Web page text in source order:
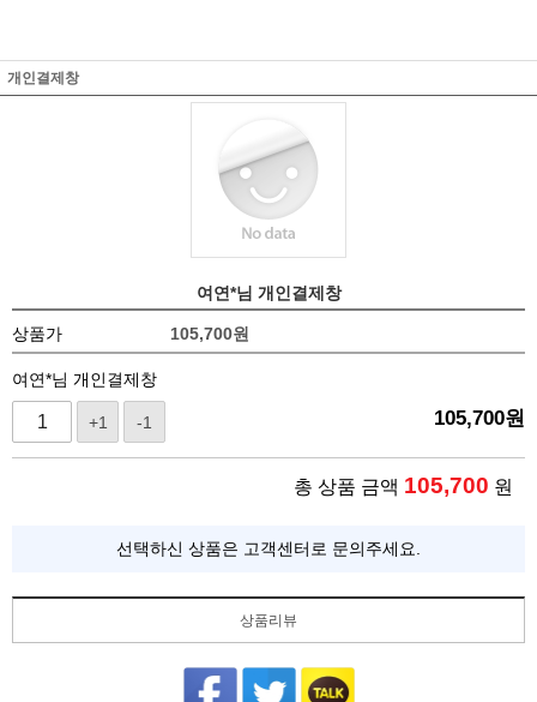
개인결제창
여연*님 개인결제창
상품가 105,700원
여연*님 개인결제창
+1 -1 105,700원
총 상품 금액 105,700 원
선택하신 상품은 고객센터로 문의주세요.
상품리뷰